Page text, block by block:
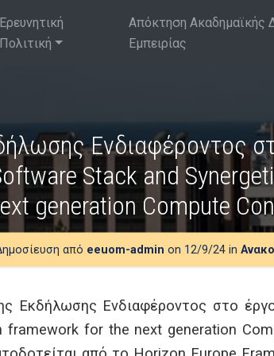
Ερευνητική
Πολιτική
Απόκτηση Ακαδημαϊκής
Εμπειρίας
Ενδιαφέροντος
Stack and
generation Compute
από eeuom-admin on 12/9/24 in
Εκδήλωσης Ενδιαφέροντος στο
framework for the next generation